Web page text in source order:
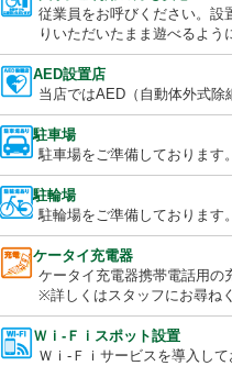
※一部取り扱いのないメニ
提供：日本ヒュウマップ
車椅子ご利用の方も安心
従業員をお呼びください。
りいただいたまま遊べるよ
AED設置店
当店ではAED（自動体外
駐車場
駐車場をご準備しておりま
駐輪場
駐輪場をご準備しておりま
ケータイ充電器